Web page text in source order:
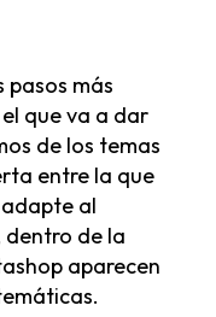
pasos más
que va a dar
de los temas
entre la que
al
dentro de la
aparecen